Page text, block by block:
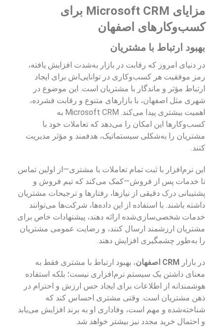
مزایای Microsoft CRM برای
کسب‌وکارهای اصفهان
بهبود ارتباط با مشتریان
در دنیای امروز که رقابت در بازار به‌شدت افزایش یافته،
رمز موفقیت هر کسب‌وکاری در توانایی‌اش برای ایجاد
ارتباط مؤثر و ماندگار با مشتریان است. این موضوع در
شهری مثل اصفهان، با بازارهای متنوع و رقابت فشرده،
اهمیت بیشتری پیدا می‌کند. Microsoft CRM به
کسب‌وکارها این امکان را می‌دهد که تعاملات خود با
مشتریان را به‌شکلی سیستماتیک، هدفمند و مؤثر مدیریت
کنند.
این نرم‌افزار با ثبت تمام تعاملات با مشتری—از اولین تماس
تا خدمات پس از فروش—کمک می‌کند که تیم فروش و
پشتیبانی درک دقیقی از نیازها، رفتارها و ترجیحات مشتریان
داشته باشند. با استفاده از این داده‌ها، شرکت‌ها می‌توانند
خدمات شخصی‌سازی‌شده ارائه دهند، پیشنهادات خاص برای
مشتریان ارزشمند ارسال کنند، و رضایت عمومی مشتریان
را به‌طور چشمگیری افزایش دهند.
در بازار CRM اصفهان
، بهبود ارتباط با مشتری فقط به
معنای داشتن یک سیستم نرم‌افزاری نیست؛ بلکه استفاده
هوشمندانه از اطلاعات برای ایجاد حس ارزش و احترام در
ذهن مشتریان است. وقتی مشتری احساس کند که
شناخته‌شده و مهم است، وفاداری او به برند افزایش می‌یابد
و احتمال خرید مجدد نیز بیشتر خواهد شد.